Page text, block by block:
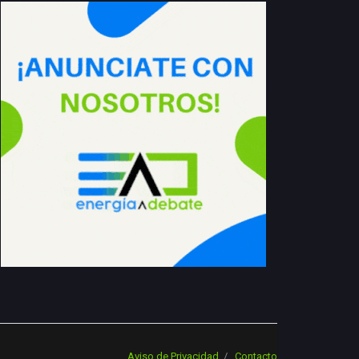
Aviso de Privacidad Contacto